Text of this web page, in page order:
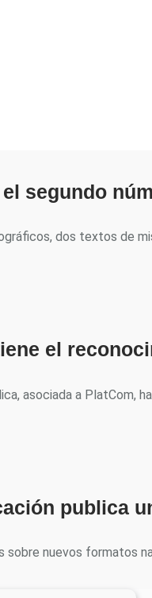
segundo
dos textos de
el
asociada a PlatCom,
publica
sobre nuevos formatos